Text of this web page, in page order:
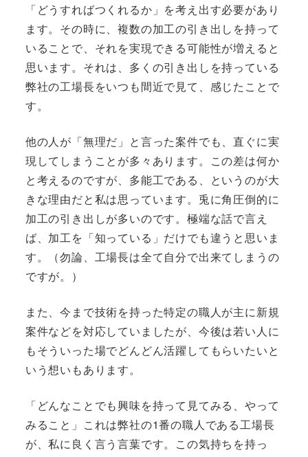
「どうすればつくれるか」を考え出す必要があり
ます。その時に、複数の加工の引き出しを持って
いることで、それを実現できる可能性が増えると
思います。それは、多くの引き出しを持っている
弊社の工場長をいつも間近で見て、感じたことで
す。
他の人が「無理だ」と言った案件でも、直ぐに実
現してしまうことが多々あります。この差は何か
と考えるのですが、多能工である、というのが大
きな理由だと私は思っています。兎に角圧倒的に
加工の引き出しが多いのです。極端な話で言え
ば、加工を「知っている」だけでも違うと思いま
す。（勿論、工場長は全て自分で出来てしまうの
ですが。）
また、今まで技術を持った特定の職人が主に新規
案件などを対応していましたが、今後は若い人に
もそういった場でどんどん活躍してもらいたいと
いう想いもあります。
「どんなことでも興味を持って見てみる、やって
みること」これは弊社の1番の職人である工場長
が、私に良く言う言葉です。この気持ちを持っ